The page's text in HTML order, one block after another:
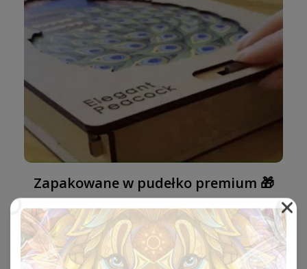
Zapakowane w pudełko premium 🎁
Nasze pudełka są pięknie zaprojektowane, posiadają
mechanizm zamykający, a ich rozmiar jest idealny, by
wysłać je jako prezent.